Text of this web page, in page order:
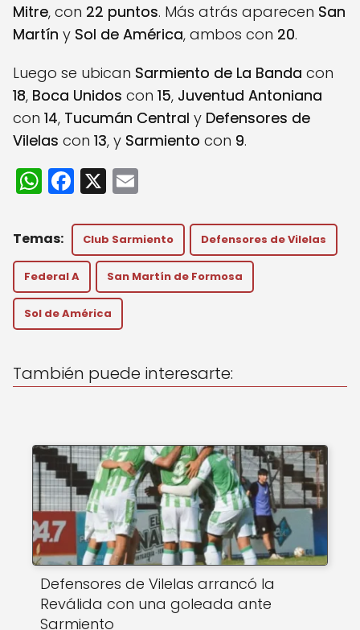
Mitre, con 22 puntos. Más atrás aparecen San
Martín y Sol de América, ambos con 20.
Luego se ubican Sarmiento de La Banda con
18, Boca Unidos con 15, Juventud Antoniana
con 14, Tucumán Central y Defensores de
Vilelas con 13, y Sarmiento con 9.
W
h
a
ts
A
p
p
F
a
c
e
b
o
o
k
X
ai
l
Club Sarmiento Defensores de Vilelas
Federal A San Martín de Formosa
Sol de América
También puede interesarte:
Defensores de Vilelas arrancó la
Reválida con una goleada ante
Sarmiento